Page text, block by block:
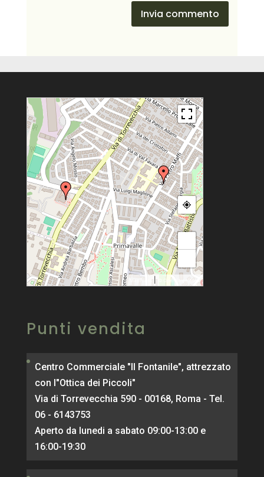
© OpenStreetMap
Punti vendita
Centro Commerciale "Il Fontanile", attrezzato
con l"Ottica dei Piccoli"
Via di Torrevecchia 590 - 00168, Roma - Tel.
06 - 6143753
Aperto da lunedi a sabato 09:00-13:00 e
16:00-19:30